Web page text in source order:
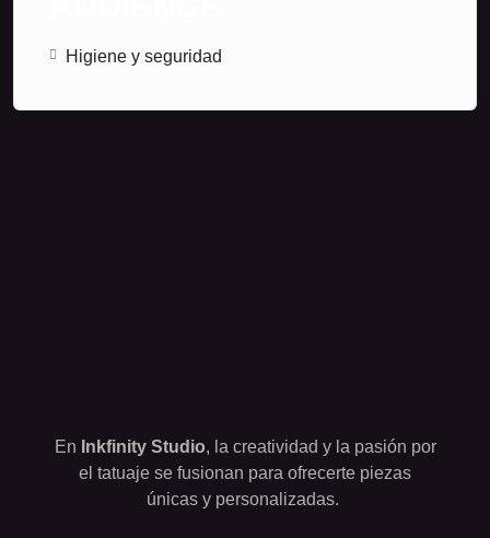
Higiene y seguridad
En Inkfinity Studio, la creatividad y la pasión por
el tatuaje se fusionan para ofrecerte piezas
únicas y personalizadas.